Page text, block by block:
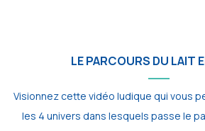
LE PARCOURS DU LAIT
Visionnez cette vidéo ludique qui vous
les 4 univers dans lesquels passe le